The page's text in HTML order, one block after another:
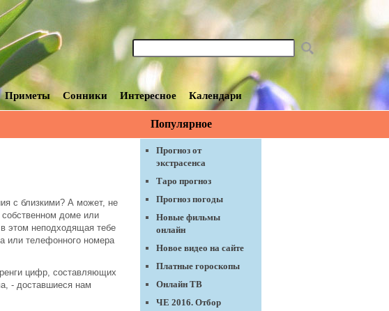
Приметы Сонники Интересное Календари
с близкими? А может, не
доме или
этом неподходящая тебе
или телефонного номера
цифр, составляющих
- доставшиеся нам
Популярное
Прогноз от
экстрасенса
Таро прогноз
Прогноз погоды
Новые фильмы
онлайн
Новое видео на сайте
Платные гороскопы
Онлайн ТВ
ЧЕ 2016. Отбор